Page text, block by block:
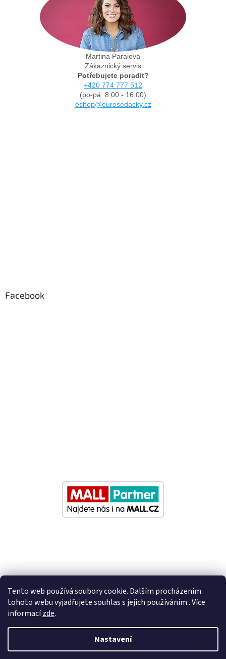
Tento web používá soubory cookie. Dalším procházením
tohoto webu vyjadřujete souhlas s jejich používáním.. Více
informacízde.
Nastavení
Martina Paraiová
Zákaznický servis
Potřebujete poradit?
+420 774 777 512
(po-pá: 8,00 - 16,00)
eshop@eurosedacky.cz
Facebook
Nastavil tým EshopyUmíme.cz